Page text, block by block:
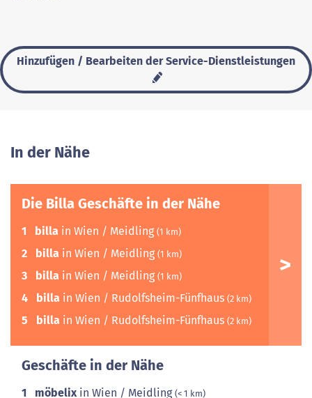
Hinzufügen / Bearbeiten der Service-Dienstleistungen
In der Nähe
Die Billa Geschäfte in der Nähe
1 billa in Wien / Meidling (1 km)
2 billa in Wien / Meidling (1 km)
3 billa in Wien / Meidling (1 km)
4 billa in Wien / Rudolfsheim-Fünfhaus (2 km)
5 billa in Wien / Rudolfsheim-Fünfhaus (2 km)
Geschäfte in der Nähe
1 möbelix in Wien / Meidling (< 1 km)